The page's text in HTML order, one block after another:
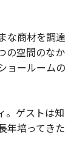
な商材を調達
の空間のなか
ョールームの
。ゲストは知
年培ってきた